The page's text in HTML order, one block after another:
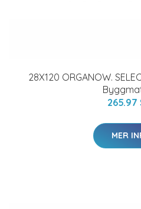
28X120 ORGANOW.
265.97
MER